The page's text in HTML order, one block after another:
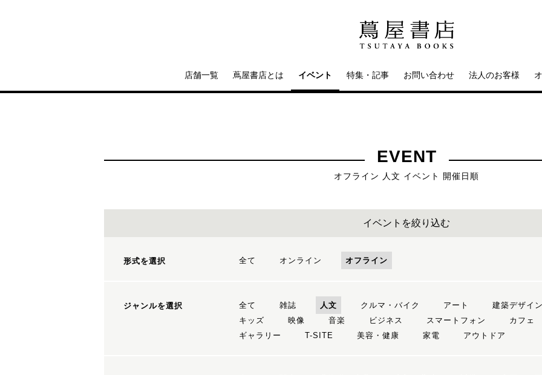
店舗一覧 蔦屋書店とは イベント 特集・記事 お問い合わせ 法人のお客様
EVENT
オフライン 人文 イベント 開催日順
イベントを絞り込む
形式を選択 全て オンライン オフライン
ジャンルを選択 全て 雑誌 人文 クルマ・バイク アート 建築デザイン
キッズ
映像 音楽 ビジネス スマートフォン カフェ
ギャラリー
T-SITE 美容・健康 家電 アウトドア